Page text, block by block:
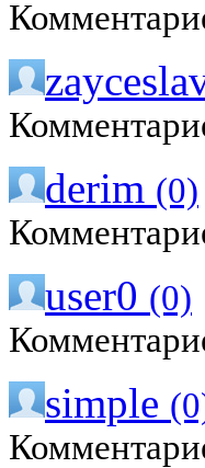
derim (0)
user0 (0)
simple